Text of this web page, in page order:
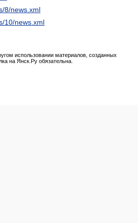
8/news.xml
10/news.xml
использовании материалов, созданных
на Янск.Ру обязательна.